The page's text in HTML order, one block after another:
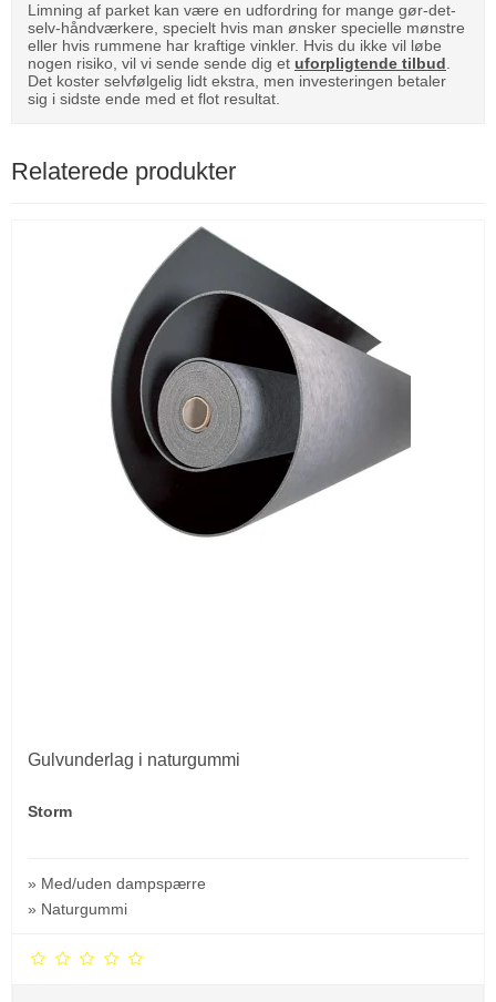
Limning af parket kan være en udfordring for mange gør-det-
selv-håndværkere, specielt hvis man ønsker specielle mønstre
eller hvis rummene har kraftige vinkler. Hvis du ikke vil løbe
nogen risiko, vil vi sende sende dig et uforpligtende tilbud.
Det koster selvfølgelig lidt ekstra, men investeringen betaler
sig i sidste ende med et flot resultat.
Relaterede produkter
Gulvunderlag i naturgummi
Storm
» Med/uden dampspærre
» Naturgummi